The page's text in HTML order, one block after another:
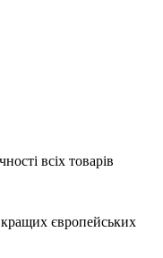
всіх товарів
європейських